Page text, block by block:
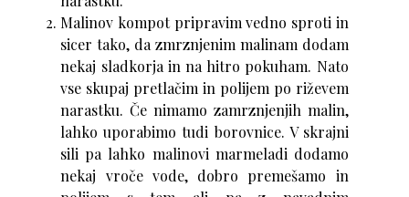
Malinov kompot pripravim vedno sproti in
sicer tako, da zmrznjenim malinam dodam
nekaj sladkorja in na hitro pokuham. Nato
vse skupaj pretlačim in polijem po riževem
narastku. Če nimamo zamrznjenjih malin,
lahko uporabimo tudi borovnice. V skrajni
sili pa lahko malinovi marmeladi dodamo
nekaj vroče vode, dobro premešamo in